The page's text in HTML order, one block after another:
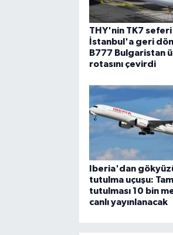
THY'nin TK7 seferi
İstanbul'a geri
B777 Bulgaristan
rotasını çevirdi
Iberia'dan
tutulma uçuşu:
tutulması 10 bin
canlı yayınlanacak